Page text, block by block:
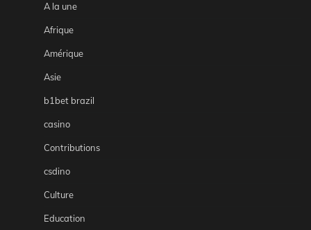
A la une
Afrique
Amérique
Asie
b1bet brazil
casino
Contributions
csdino
Culture
Education